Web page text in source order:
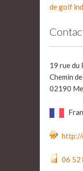
de golf
19 rue
Chemin
02190
http://
06 52